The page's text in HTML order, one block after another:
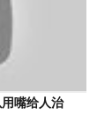
嘴给人治